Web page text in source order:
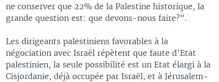
ne conserver que 22% de la Palestine historique, la
grande question est: que devons-nous faire?".
Les dirigeants palestiniens favorables à la
négociation avec Israël répètent que faute d'Etat
palestinien, la seule possibilité est un Etat élargi à la
Cisjordanie, déjà occupée par Israël, et à Jérusalem-